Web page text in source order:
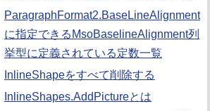
ParagraphFormat2.BaseLineAlignment
に指定できるMsoBaselineAlignment列
挙型に定義されている定数一覧
InlineShapeをすべて削除する
InlineShapes.AddPictureとは